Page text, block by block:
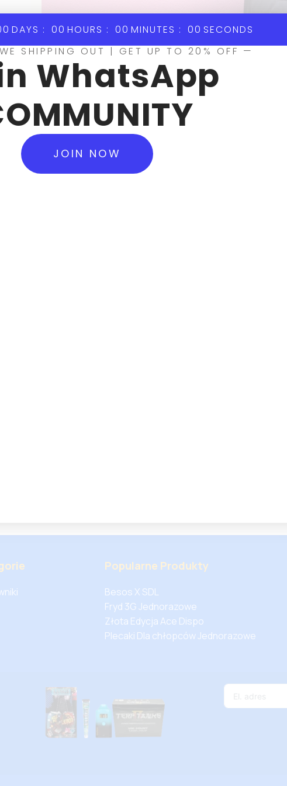
We
Popularne Produkty
Besos X SDL
Fryd 3G Jednorazowe
Złota Edycja Ace Dispo
Plecaki Dla chłopców Jednorazowe
DAYS : 00 HOURS : 00 MINUTES : 00 SECONDS
SHIPPING OUT | GET UP TO 20% OFF —
WhatsApp
JOIN NOW